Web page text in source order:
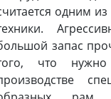
одним
запас
что